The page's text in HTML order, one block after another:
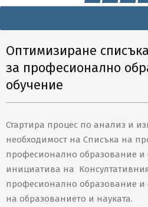
Navigation
Оптимизиране
за професионално
обучение
Стартира процес по анализ и
необходимост на Списъка на
професионално образование
инициатива на
професионално образование
на образованието и науката.